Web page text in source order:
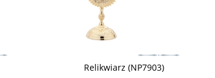
Relikwiarz (NP7903)